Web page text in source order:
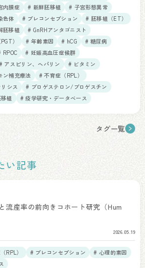
内膜症 # 新鮮胚移植
# 子宮形態異常
色体 # プレコンセプション
# 胚移植（ET）
胚移植
# GnRHアンタゴニスト
）
# 年齢素因 # hCG
# 糖尿病
RPOC
# 妊娠高血圧症候群
アスピリン、ヘパリン
# ビタミン
ン補充療法
# 不育症（RPL）
シス
# プロゲステロン/プロゲスチン
植
# 疫学研究・データベース
タグ一覧
い記事
流産率の前向きコホート研究（Hum
2026.05.19
RPL） # プレコンセプション
# 心理的素因